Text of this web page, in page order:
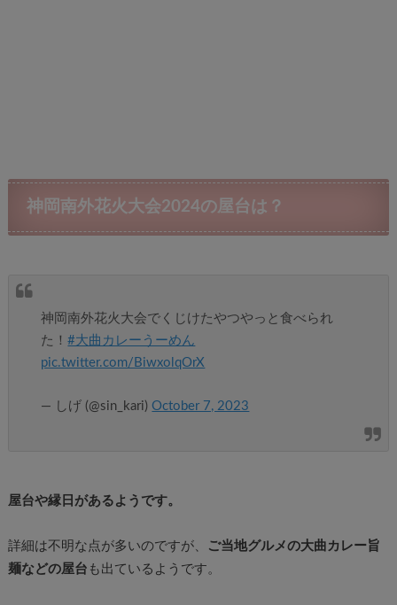
神岡南外花火大会2024の屋台は？
神岡南外花火大会でくじけたやつやっと食べられ
た！#大曲カレーうーめん
pic.twitter.com/BiwxolqOrX
— しげ (@sin_kari)October 7, 2023
屋台や縁日があるようです。
詳細は不明な点が多いのですが、
ご当地グルメの大曲カレー旨
麺などの屋台 も出ているようです。